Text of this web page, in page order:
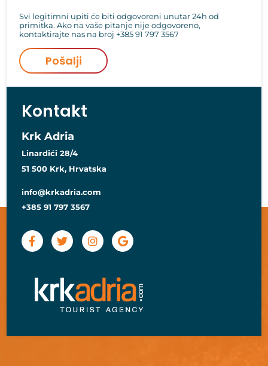
Svi legitimni upiti će biti odgovoreni unutar 24h od
primitka. Ako na vaše pitanje nije odgovoreno,
kontaktirajte nas na broj +385 91 797 3567
Pošalji
Kontakt
Krk Adria
Linardići 28/4
51 500 Krk, Hrvatska
info@krkadria.com
+385 91 797 3567